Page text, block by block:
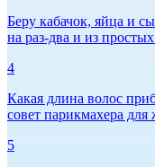
Беру кабачок, яйца и
на раз-два и из
4
Какая длина волос
совет парикмахера
5